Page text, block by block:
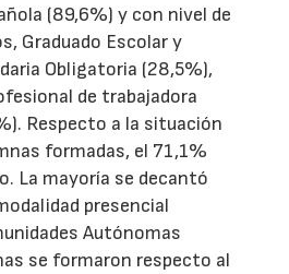
(89,6%) y con nivel de
Graduado Escolar y
Obligatoria (28,5%),
de trabajadora
Respecto a la situación
formadas, el 71,1%
La mayoría se decantó
presencial
Autónomas
se formaron respecto al